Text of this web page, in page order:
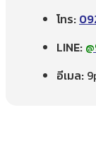
โทร:
LINE:
อีเมล: